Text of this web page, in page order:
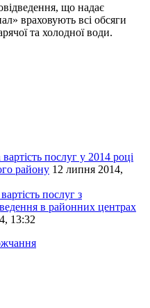
що надає
враховують всі обсяги
та холодної води.
послуг у 2014 році
району 12 липня 2014,
послуг з
в районних центрах
13:32